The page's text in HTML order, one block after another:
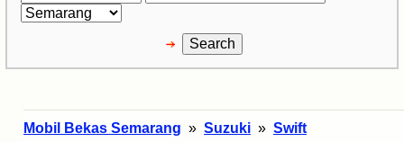
Mobil Bekas Semarang » Suzuki » Swift